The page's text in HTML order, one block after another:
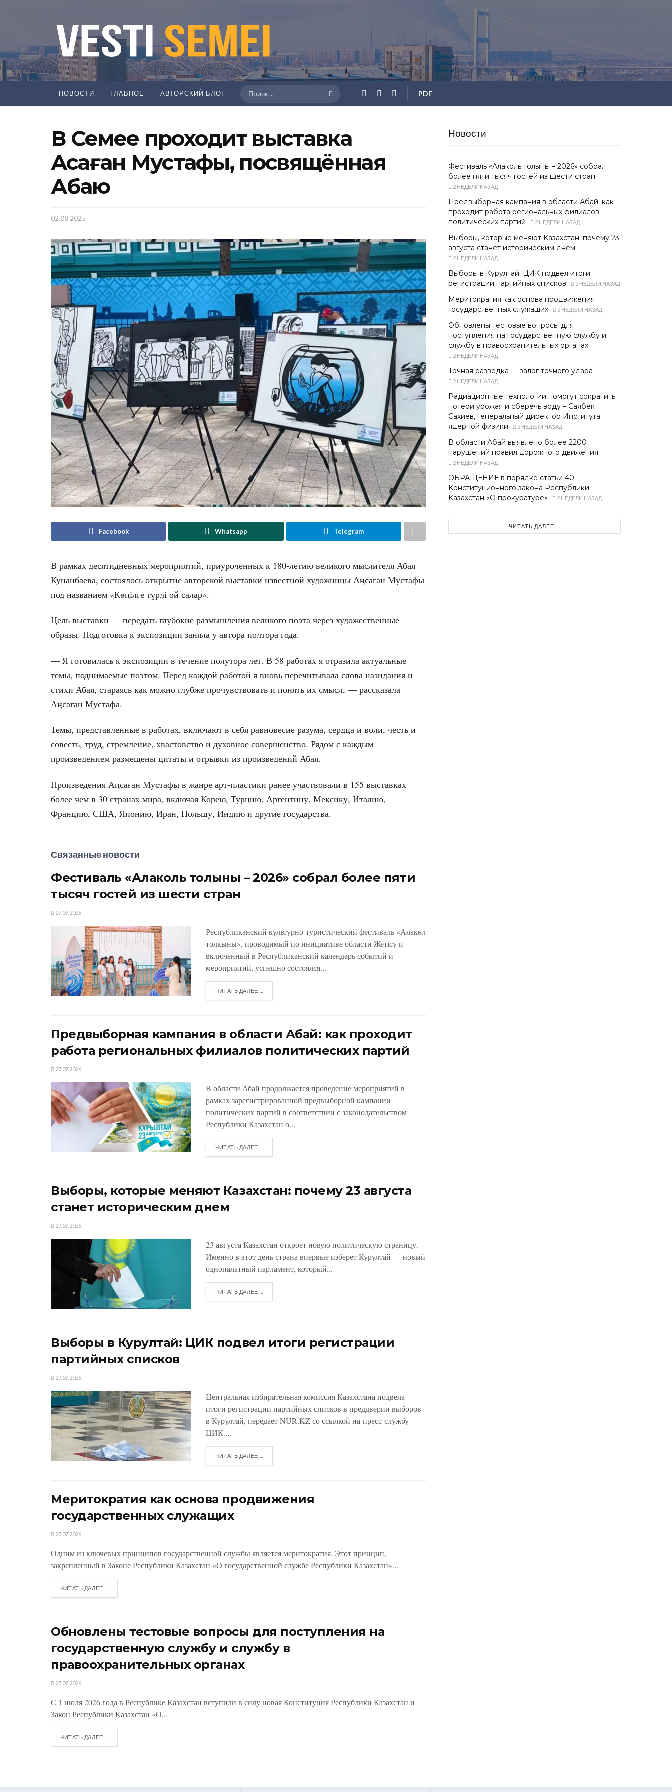
НОВОСТИ ГЛАВНОЕ АВТОРСКИЙ БЛОГ PDF
В Семее проходит выставка
Аңсаған Мустафы, посвящённая
Абаю
02.08.2025
Facebook Whatsapp Telegram
В рамках десятидневных мероприятий, приуроченных к 180-летию великого мыслителя Абая
Кунанбаева, состоялось открытие авторской выставки известной художницы Аңсаған Мустафы
под названием «Көңілге түрлі ой салар».
Цель выставки — передать глубокие размышления великого поэта через художественные
образы. Подготовка к экспозиции заняла у автора полтора года.
— Я готовилась к экспозиции в течение полутора лет. В 58 работах я отразила актуальные
темы, поднимаемые поэтом. Перед каждой работой я вновь перечитывала слова назидания и
стихи Абая, стараясь как можно глубже прочувствовать и понять их смысл, — рассказала
Аңсаған Мустафа.
Темы, представленные в работах, включают в себя равновесие разума, сердца и воли, честь и
совесть, труд, стремление, хвастовство и духовное совершенство. Рядом с каждым
произведением размещены цитаты и отрывки из произведений Абая.
Произведения Аңсаған Мустафы в жанре арт-пластики ранее участвовали в 155 выставках
более чем в 30 странах мира, включая Корею, Турцию, Аргентину, Мексику, Италию,
Францию, США, Японию, Иран, Польшу, Индию и другие государства.
Связанные новости
Фестиваль «Алаколь толқыны – 2026» собрал более пяти
тысяч гостей из шести стран
27.07.2026
Республиканский культурно-туристический фестиваль «Алакөл
толқыны», проводимый по инициативе области Жетісу и
включенный в Республиканский календарь событий и
мероприятий, успешно состоялся...
ЧИТАТЬ ДАЛЕЕ ...
Предвыборная кампания в области Абай: как проходит
работа региональных филиалов политических партий
27.07.2026
В области Абай продолжается проведение мероприятий в
рамках зарегистрированной предвыборной кампании
политических партий в соответствии с законодательством
Республики Казахстан о...
ЧИТАТЬ ДАЛЕЕ ...
Выборы, которые меняют Казахстан: почему 23 августа
станет историческим днем
27.07.2026
23 августа Казахстан откроет новую политическую страницу.
Именно в этот день страна впервые изберет Курултай — новый
однопалатный парламент, который...
ЧИТАТЬ ДАЛЕЕ ...
Выборы в Курултай: ЦИК подвел итоги регистрации
партийных списков
27.07.2026
Центральная избирательная комиссия Казахстана подвела
итоги регистрации партийных списков в преддверии выборов
в Курултай, передает NUR.KZ со ссылкой на пресс-службу
ЦИК....
ЧИТАТЬ ДАЛЕЕ ...
Меритократия как основа продвижения
государственных служащих
27.07.2026
Одним из ключевых принципов государственной службы является меритократия. Этот принцип,
закрепленный в Законе Республики Казахстан «О государственной службе Республики Казахстан»...
ЧИТАТЬ ДАЛЕЕ ...
Обновлены тестовые вопросы для поступления на
государственную службу и службу в
правоохранительных органах
27.07.2026
С 1 июля 2026 года в Республике Казахстан вступили в силу новая Конституция Республики Казахстан и
Закон Республики Казахстан «О...
ЧИТАТЬ ДАЛЕЕ ...
Новости
Фестиваль «Алаколь толқыны – 2026» собрал
более пяти тысяч гостей из шести стран
2 НЕДЕЛИ НАЗАД
Предвыборная кампания в области Абай: как
проходит работа региональных филиалов
политических партий
2 НЕДЕЛИ НАЗАД
Выборы, которые меняют Казахстан: почему 23
августа станет историческим днем
2 НЕДЕЛИ НАЗАД
Выборы в Курултай: ЦИК подвел итоги
регистрации партийных списков
2 НЕДЕЛИ НАЗАД
Меритократия как основа продвижения
государственных служащих
2 НЕДЕЛИ НАЗАД
Обновлены тестовые вопросы для
поступления на государственную службу и
службу в правоохранительных органах
2 НЕДЕЛИ НАЗАД
Точная разведка — залог точного удара
2 НЕДЕЛИ НАЗАД
Радиационные технологии помогут сократить
потери урожая и сберечь воду – Саябек
Сахиев, генеральный директор Института
ядерной физики
2 НЕДЕЛИ НАЗАД
В области Абай выявлено более 2200
нарушений правил дорожного движения
2 НЕДЕЛИ НАЗАД
ОБРАЩЕНИЕ в порядке статьи 40
Конституционного закона Республики
Казахстан «О прокуратуре»
2 НЕДЕЛИ НАЗАД
ЧИТАТЬ ДАЛЕЕ ...